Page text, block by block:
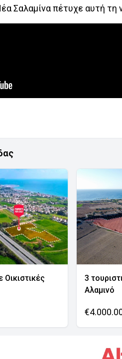
Σαλαμίνα πέτυχε αυτή τη
Οικιστικές
3
Αλαμινό